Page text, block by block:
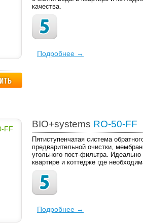
качества.
Подробнее →
BIO+systems RO-50-FF
Пятиступенчатая система
предварительной очистки,
угольного пост-фильтра.
квартире и коттедже где
Подробнее →